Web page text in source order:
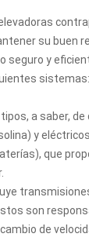
su buen
seguro y
sistemas:
tipos, a saber,
y
que
son
de